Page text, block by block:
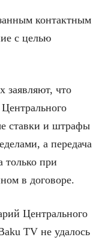
контактным
с целью
заявляют, что
ставки и штрафы
а передача
только при
в договоре.
Центрального
TV не удалось